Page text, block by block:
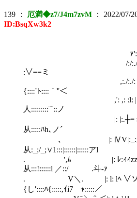
139 ： 厄満◆z7/J4m7zvM ： 2022/07/
ID:BsqXw3k2
＞'´ : : : : : :
ｧ': :/ : :/: : : l :
/:/:./: : /: ,': : :|:
:∨==ミ
,:./:./: : :.l: :.|: : : |
{::::¨ﾄ::::｀''＜
,': ,: :l: | : :l: :.|: : :
人:::::::::¨¨::ノ
|: |:.┼=ミ､,,__,, :
从:::::ﾊh､ノ´
､ |: ⅣV|:_:_|从
从:_;/_;∨1:::|::::::|::::::アl
. ',ﾑ |: ﾚ:ｨｨzzzzzﾊ
从:::!::::::l ／::/ .斗‐ｧ
. V＼. |: l: lﾍ ∨
{し'::::ﾊ{:::::,ｲi7―ｬ:::::／